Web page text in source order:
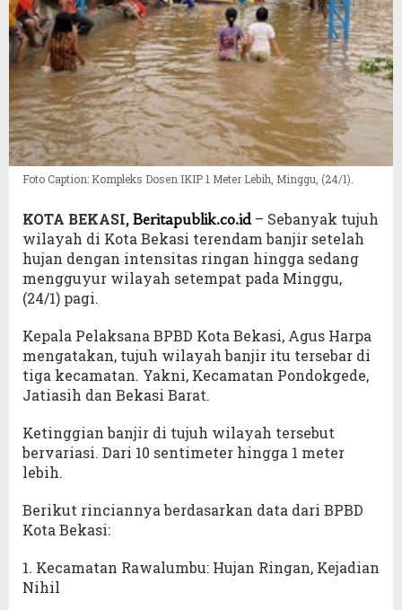
Foto Caption: Kompleks Dosen IKIP 1 Meter Lebih, Minggu, (24/1).
KOTA BEKASI, Beritapublik.co.id– Sebanyak tujuh
wilayah di Kota Bekasi terendam banjir setelah
hujan dengan intensitas ringan hingga sedang
mengguyur wilayah setempat pada Minggu,
(24/1) pagi.
Kepala Pelaksana BPBD Kota Bekasi, Agus Harpa
mengatakan, tujuh wilayah banjir itu tersebar di
tiga kecamatan. Yakni, Kecamatan Pondokgede,
Jatiasih dan Bekasi Barat.
Ketinggian banjir di tujuh wilayah tersebut
bervariasi. Dari 10 sentimeter hingga 1 meter
lebih.
Berikut rinciannya berdasarkan data dari BPBD
Kota Bekasi:
1. Kecamatan Rawalumbu: Hujan Ringan, Kejadian
Nihil